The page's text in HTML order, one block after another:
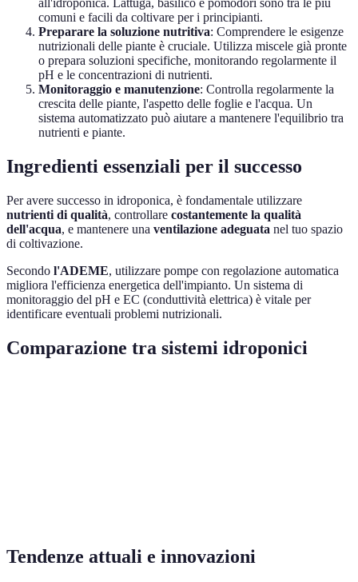
all'idroponica. Lattuga, basilico e pomodori sono tra le più
comuni e facili da coltivare per i principianti.
Preparare la soluzione nutritiva: Comprendere le esigenze
nutrizionali delle piante è cruciale. Utilizza miscele già pronte
o prepara soluzioni specifiche, monitorando regolarmente il
pH e le concentrazioni di nutrienti.
Monitoraggio e manutenzione: Controlla regolarmente la
crescita delle piante, l'aspetto delle foglie e l'acqua. Un
sistema automatizzato può aiutare a mantenere l'equilibrio tra
nutrienti e piante.
Ingredienti essenziali per il successo
Per avere successo in idroponica, è fondamentale utilizzare
nutrienti di qualità, controllare costantemente la qualità
dell'acqua, e mantenere una ventilazione adeguata nel tuo spazio
di coltivazione.
Secondo l'ADEME, utilizzare pompe con regolazione automatica
migliora l'efficienza energetica dell'impianto. Un sistema di
monitoraggio del pH e EC (conduttività elettrica) è vitale per
identificare eventuali problemi nutrizionali.
Comparazione tra sistemi idroponici
Tendenze attuali e innovazioni